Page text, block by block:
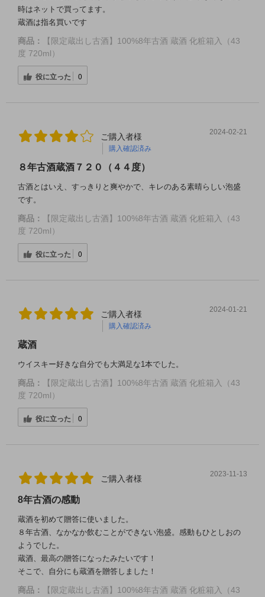
時はネットで買ってます。
蔵酒は指名買いです
商品：
【限定蔵出し古酒】100%8年古酒 蔵酒 化粧箱入（43
度 720ml）
役に立った 0
ご購入者様
購入確認済み
2024-02-21
８年古酒蔵酒７２０（４４度）
古酒とはいえ、すっきりと爽やかで、キレのある素晴らしい泡盛
です。
商品：
【限定蔵出し古酒】100%8年古酒 蔵酒 化粧箱入（43
度 720ml）
役に立った 0
ご購入者様
購入確認済み
2024-01-21
蔵酒
ウイスキー好きな自分でも大満足な1本でした。
商品：
【限定蔵出し古酒】100%8年古酒 蔵酒 化粧箱入（43
度 720ml）
役に立った 0
ご購入者様 2023-11-13
8年古酒の感動
蔵酒を初めて贈答に使いました。
８年古酒、なかなか飲むことができない泡盛。感動もひとしおの
ようでした。
蔵酒、最高の贈答になったみたいです！
そこで、自分にも蔵酒を贈答しました！
商品： 【限定蔵出し古酒】100%8年古酒 蔵酒 化粧箱入（43